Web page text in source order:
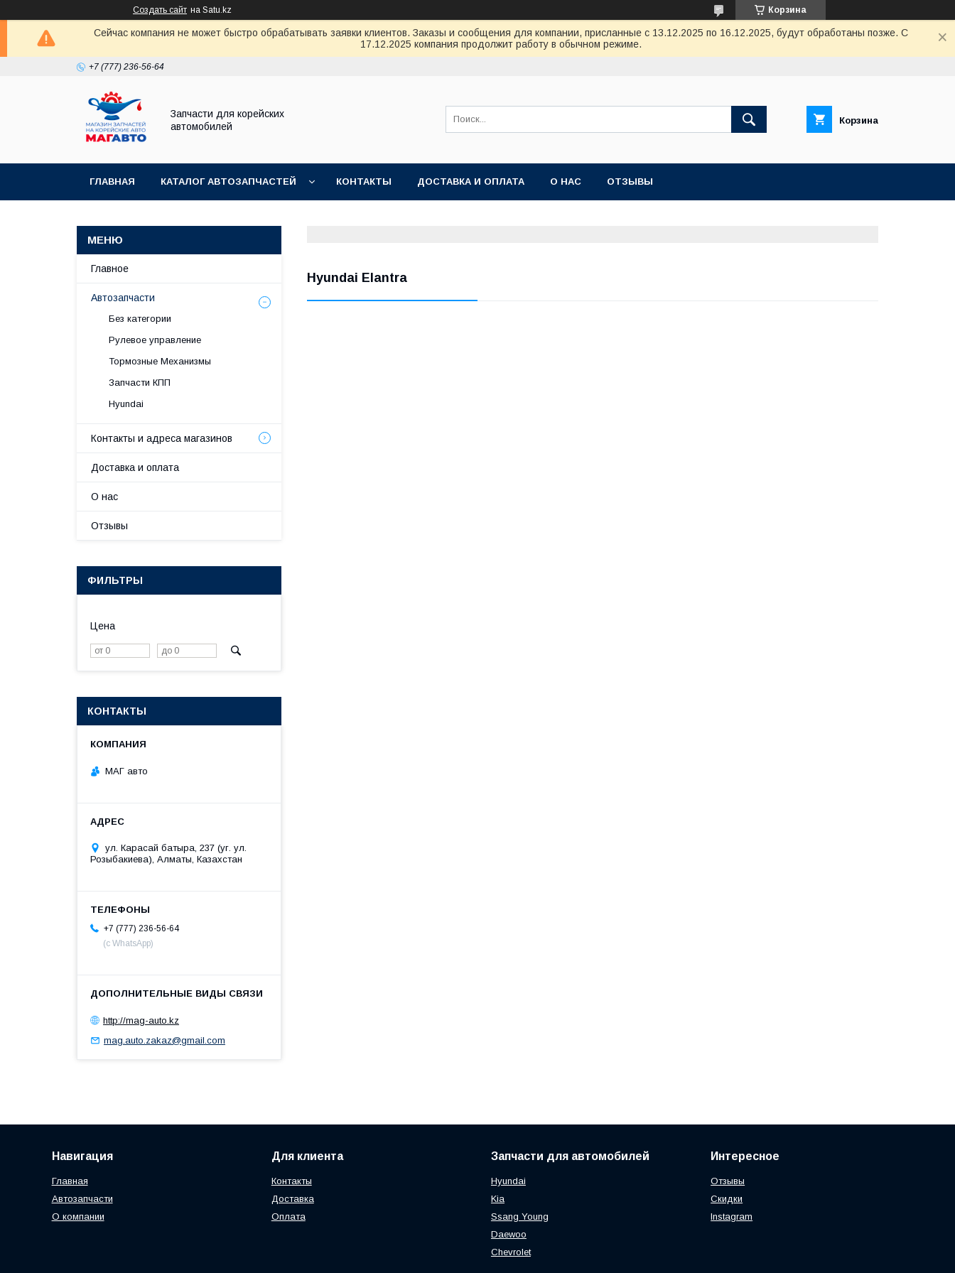
Создать сайт на Satu.kz Корзина
Сейчас компания не может быстро обрабатывать заявки клиентов. Заказы и сообщения для компании, присланные с 13.12.2025 по 16.12.2025, будут обработаны позже. С
17.12.2025 компания продолжит работу в обычном режиме.
+7 (777) 236-56-64
Запчасти для корейских
автомобилей
Корзина
ГЛАВНАЯ КАТАЛОГ АВТОЗАПЧАСТЕЙ КОНТАКТЫ ДОСТАВКА И ОПЛАТА О НАС ОТЗЫВЫ
Hyundai Elantra
Главное
Автозапчасти
Без категории
Рулевое управление
Тормозные Механизмы
Запчасти КПП
Hyundai
Контакты и адреса магазинов
Доставка и оплата
О нас
Отзывы
ФИЛЬТРЫ
Цена
КОНТАКТЫ
МАГ авто
ул. Карасай батыра, 237 (уг. ул.
Розыбакиева), Алматы, Казахстан
+7 (777) 236-56-64
(с WhatsApp)
http://mag-auto.kz
mag.auto.zakaz@gmail.com
Навигация
Главная
Автозапчасти
О компании
Для клиента
Контакты
Доставка
Оплата
Запчасти для автомобилей
Hyundai
Kia
Ssang Young
Daewoo
Chevrolet
Интересное
Отзывы
Скидки
Instagram